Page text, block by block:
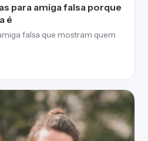
para amiga falsa porque
é
falsa que mostram quem